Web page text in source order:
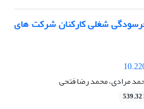
شغلی کارکنان شرکت های
مرادی، محمد رضا فتحی